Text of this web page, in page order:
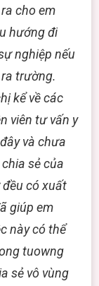
cho em
hướng đi
nghiệp nếu
trường.
kể về các
viên tư vấn y
và chưa
sẻ của
có xuất
giúp em
này có thể
tuowng
sẻ vô vùng